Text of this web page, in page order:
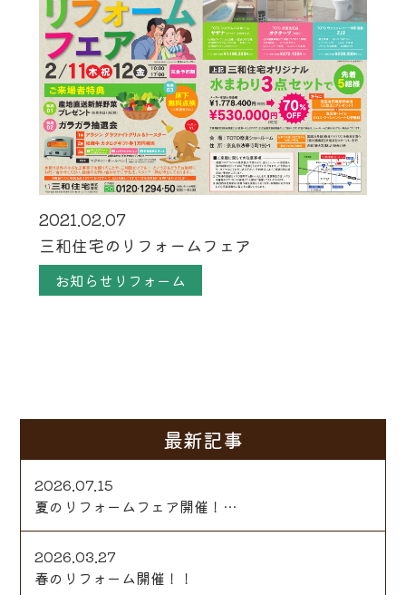
2021.02.07
三和住宅のリフォームフェア
お知らせリフォーム
最新記事
2026.07.15
夏のリフォームフェア開催！…
2026.03.27
春のリフォーム開催！！